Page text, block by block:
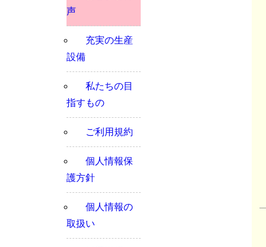
声
充実の生産
設備
私たちの目
指すもの
ご利用規約
個人情報保
護方針
個人情報の
取扱い